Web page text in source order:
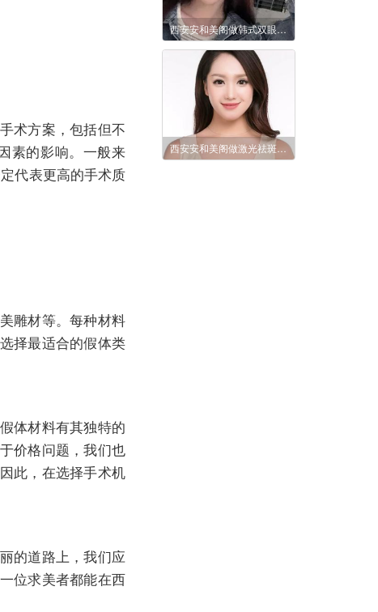
术方案，包括但不
素的影响。一般来
代表更高的手术质
雕材等。每种材料
择最适合的假体类
体材料有其独特的
价格问题，我们也
此，在选择手术机
的道路上，我们应
位求美者都能在西
西安安和美阁做韩式双眼皮怎么样?要多少钱?
西安安和美阁做激光祛斑多少钱?会不会反弹?